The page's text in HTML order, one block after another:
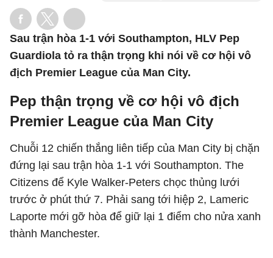
Sau trận hòa 1-1 với Southampton, HLV Pep
Guardiola tỏ ra thận trọng khi nói về cơ hội vô
địch Premier League của Man City.
Pep thận trọng về cơ hội vô địch
Premier League của Man City
Chuỗi 12 chiến thắng liên tiếp của Man City bị chặn
đứng lại sau trận hòa 1-1 với Southampton. The
Citizens để Kyle Walker-Peters chọc thủng lưới
trước ở phút thứ 7. Phải sang tới hiệp 2, Lameric
Laporte mới gỡ hòa để giữ lại 1 điểm cho nửa xanh
thành Manchester.